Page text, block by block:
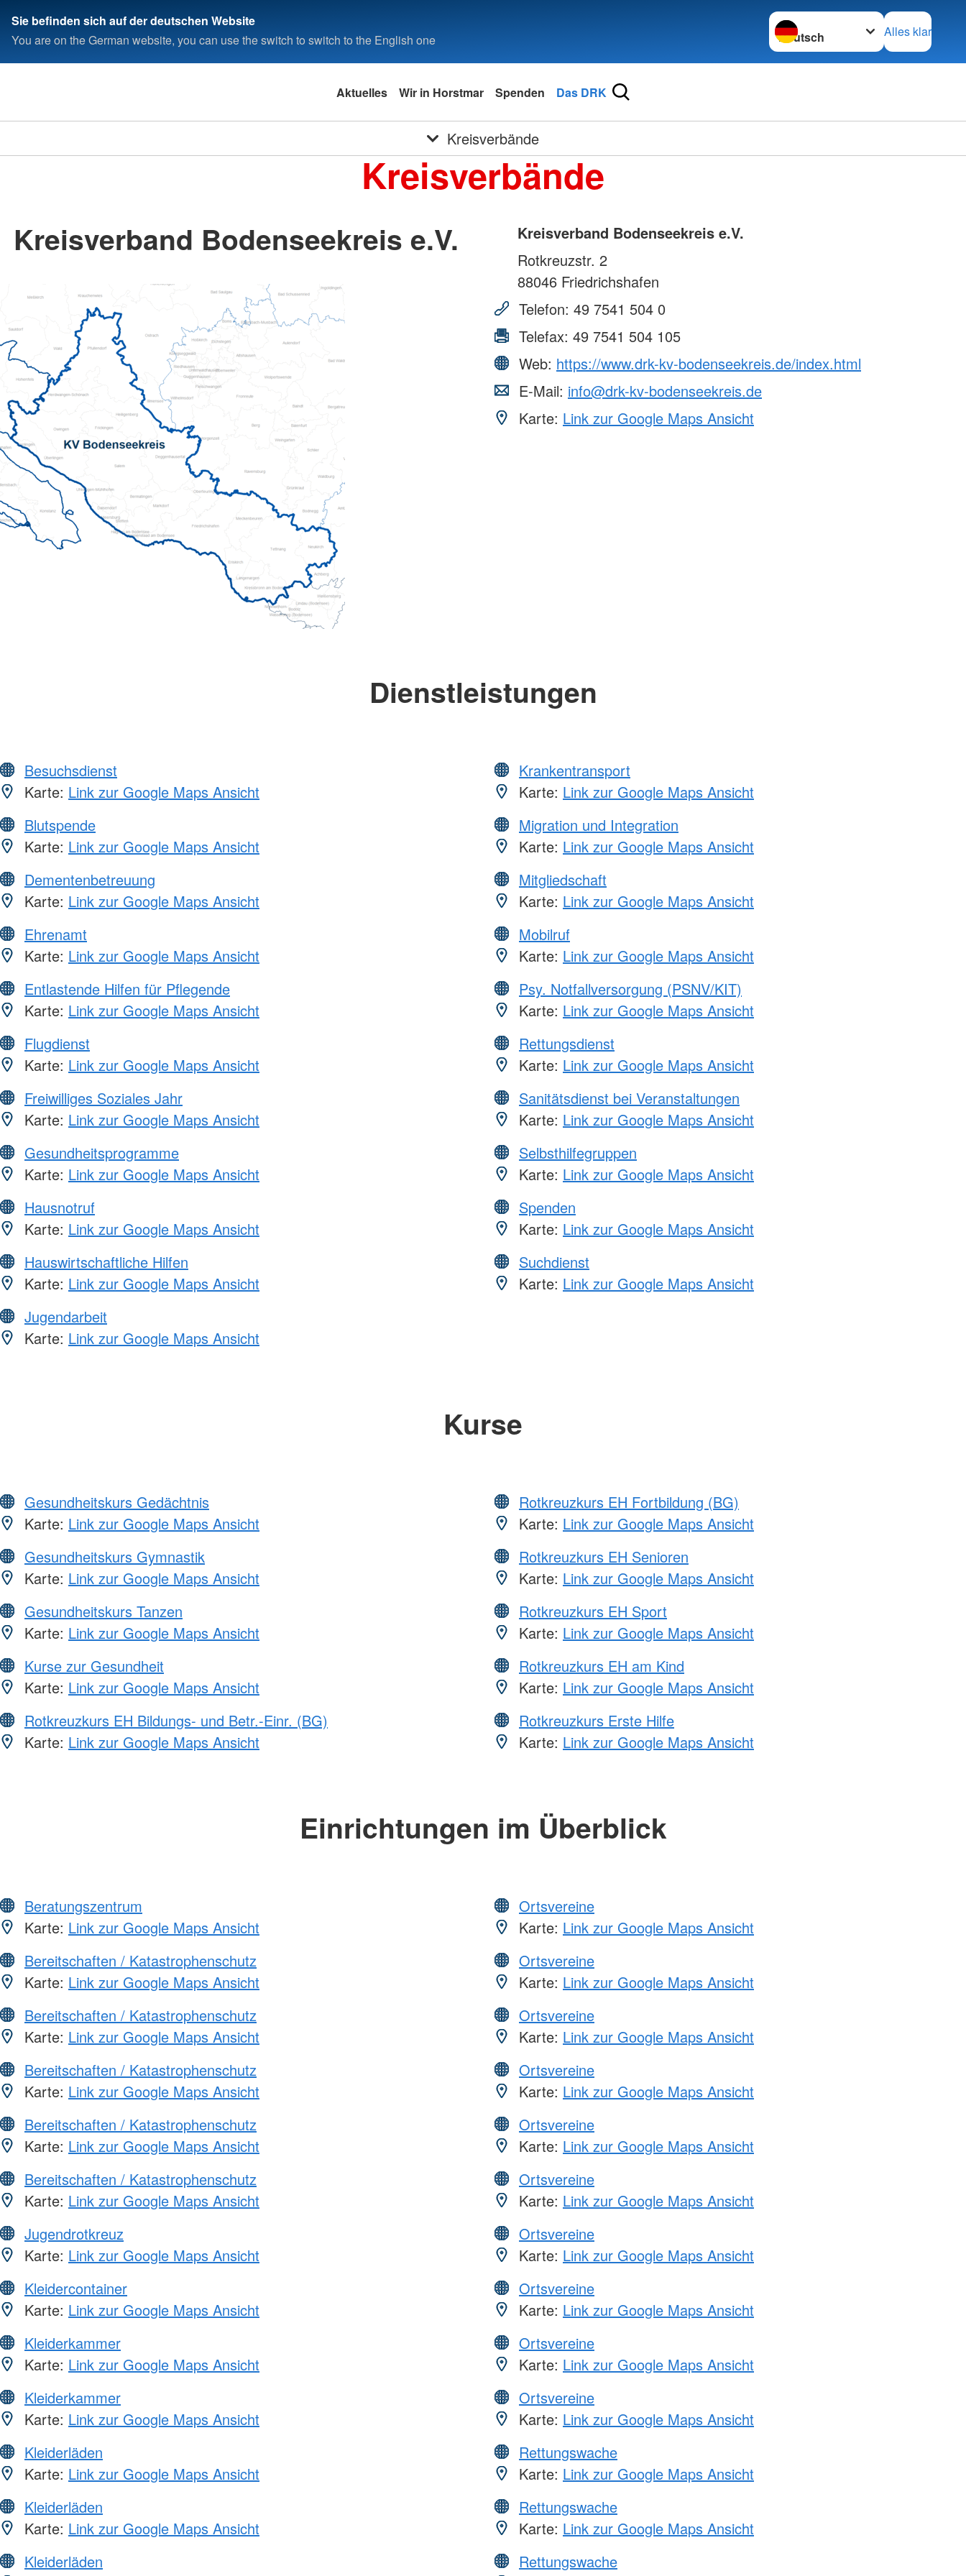
Sie befinden sich auf der deutschen Website
You are on the German website, you can use the switch to switch to the English one
Sprache wechseln zu
Alles klar
Aktuelles Wir in Horstmar Spenden Das DRK
Kreisverbände
Kreisverbände
Kreisverband Bodenseekreis e.V.
Kreisverband Bodenseekreis e.V.
Rotkreuzstr. 2
88046 Friedrichshafen
Telefon: 49 7541 504 0
Telefax: 49 7541 504 105
Web: https://www.drk-kv-bodenseekreis.de/index.html
E-Mail: info@drk-kv-bodenseekreis.de
Karte: Link zur Google Maps Ansicht
Dienstleistungen
Besuchsdienst
Karte: Link zur Google Maps Ansicht
Blutspende
Karte: Link zur Google Maps Ansicht
Dementenbetreuung
Karte: Link zur Google Maps Ansicht
Ehrenamt
Karte: Link zur Google Maps Ansicht
Entlastende Hilfen für Pflegende
Karte: Link zur Google Maps Ansicht
Flugdienst
Karte: Link zur Google Maps Ansicht
Freiwilliges Soziales Jahr
Karte: Link zur Google Maps Ansicht
Gesundheitsprogramme
Karte: Link zur Google Maps Ansicht
Hausnotruf
Karte: Link zur Google Maps Ansicht
Hauswirtschaftliche Hilfen
Karte: Link zur Google Maps Ansicht
Jugendarbeit
Karte: Link zur Google Maps Ansicht
Krankentransport
Karte: Link zur Google Maps Ansicht
Migration und Integration
Karte: Link zur Google Maps Ansicht
Mitgliedschaft
Karte: Link zur Google Maps Ansicht
Mobilruf
Karte: Link zur Google Maps Ansicht
Psy. Notfallversorgung (PSNV/KIT)
Karte: Link zur Google Maps Ansicht
Rettungsdienst
Karte: Link zur Google Maps Ansicht
Sanitätsdienst bei Veranstaltungen
Karte: Link zur Google Maps Ansicht
Selbsthilfegruppen
Karte: Link zur Google Maps Ansicht
Spenden
Karte: Link zur Google Maps Ansicht
Suchdienst
Karte: Link zur Google Maps Ansicht
Kurse
Gesundheitskurs Gedächtnis
Karte: Link zur Google Maps Ansicht
Gesundheitskurs Gymnastik
Karte: Link zur Google Maps Ansicht
Gesundheitskurs Tanzen
Karte: Link zur Google Maps Ansicht
Kurse zur Gesundheit
Karte: Link zur Google Maps Ansicht
Rotkreuzkurs EH Bildungs- und Betr.-Einr. (BG)
Karte: Link zur Google Maps Ansicht
Rotkreuzkurs EH Fortbildung (BG)
Karte: Link zur Google Maps Ansicht
Rotkreuzkurs EH Senioren
Karte: Link zur Google Maps Ansicht
Rotkreuzkurs EH Sport
Karte: Link zur Google Maps Ansicht
Rotkreuzkurs EH am Kind
Karte: Link zur Google Maps Ansicht
Rotkreuzkurs Erste Hilfe
Karte: Link zur Google Maps Ansicht
Einrichtungen im Überblick
Beratungszentrum
Karte: Link zur Google Maps Ansicht
Bereitschaften / Katastrophenschutz
Karte: Link zur Google Maps Ansicht
Bereitschaften / Katastrophenschutz
Karte: Link zur Google Maps Ansicht
Bereitschaften / Katastrophenschutz
Karte: Link zur Google Maps Ansicht
Bereitschaften / Katastrophenschutz
Karte: Link zur Google Maps Ansicht
Bereitschaften / Katastrophenschutz
Karte: Link zur Google Maps Ansicht
Jugendrotkreuz
Karte: Link zur Google Maps Ansicht
Kleidercontainer
Karte: Link zur Google Maps Ansicht
Kleiderkammer
Karte: Link zur Google Maps Ansicht
Kleiderkammer
Karte: Link zur Google Maps Ansicht
Kleiderläden
Karte: Link zur Google Maps Ansicht
Kleiderläden
Karte: Link zur Google Maps Ansicht
Kleiderläden
Ortsvereine
Karte: Link zur Google Maps Ansicht
Ortsvereine
Karte: Link zur Google Maps Ansicht
Ortsvereine
Karte: Link zur Google Maps Ansicht
Ortsvereine
Karte: Link zur Google Maps Ansicht
Ortsvereine
Karte: Link zur Google Maps Ansicht
Ortsvereine
Karte: Link zur Google Maps Ansicht
Ortsvereine
Karte: Link zur Google Maps Ansicht
Ortsvereine
Karte: Link zur Google Maps Ansicht
Ortsvereine
Karte: Link zur Google Maps Ansicht
Ortsvereine
Karte: Link zur Google Maps Ansicht
Rettungswache
Karte: Link zur Google Maps Ansicht
Rettungswache
Karte: Link zur Google Maps Ansicht
Rettungswache